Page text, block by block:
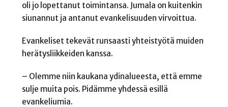
oli jo lopettanut toimintansa. Jumala on kuitenkin
siunannut ja antanut evankelisuuden virvoittua.
Evankeliset tekevät runsaasti yhteistyötä muiden
herätysliikkeiden kanssa.
– Olemme niin kaukana ydinalueesta, että emme
sulje muita pois. Pidämme yhdessä esillä
evankeliumia.